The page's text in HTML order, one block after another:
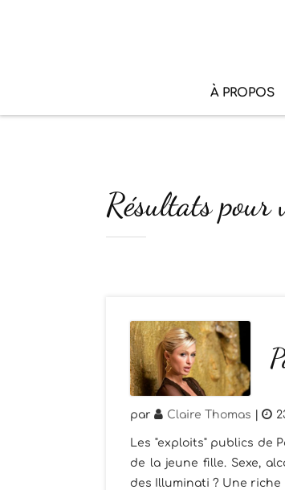
À PROPOS
Résultats pour
par Claire Thomas
Les "exploits" publics de
de la jeune fille. Sexe,
des Illuminati ? Une